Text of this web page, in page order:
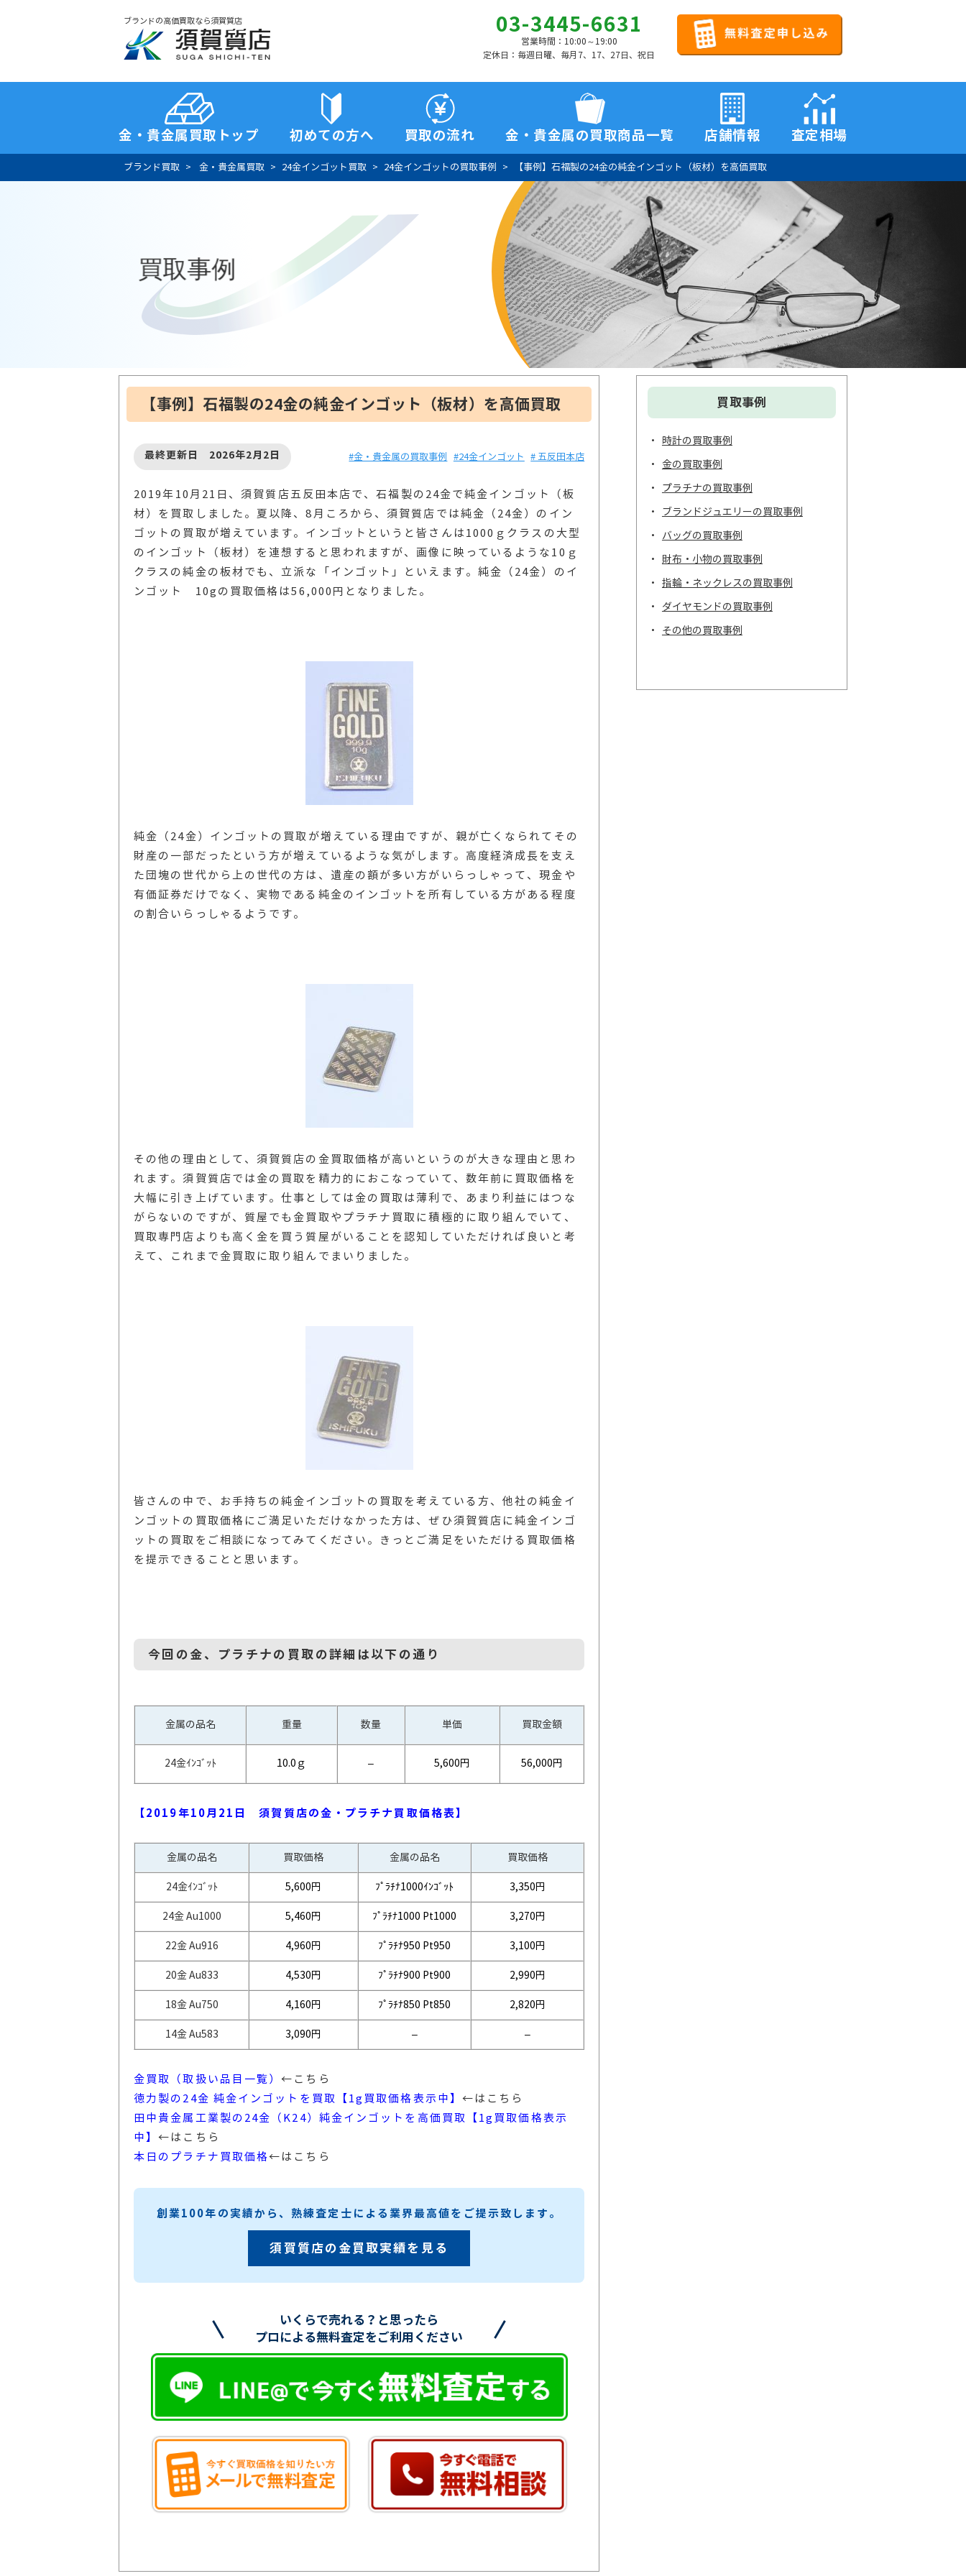
ブランドの高価買取なら須賀質店
03-3445-6631
営業時間：10:00～19:00
定休日：毎週日曜、毎月7、17、27日、祝日
金・貴金属買取トップ 初めての方へ 買取の流れ 金・貴金属の買取商品一覧 店舗情報 査定相場
ブランド買取 金・貴金属買取 24金インゴット買取 24金インゴットの買取事例 【事例】石福製の24金の純金インゴット（板材）を高価買取
買取事例
【事例】石福製の24金の純金インゴット（板材）を高価買取
最終更新日 2026年2月2日 #金・貴金属の買取事例 #24金インゴット # 五反田本店
2019年10月21日、須賀質店五反田本店で、石福製の24金で純金インゴット（板
材）を買取しました。夏以降、8月ころから、須賀質店では純金（24金）のイン
ゴットの買取が増えています。インゴットというと皆さんは1000ｇクラスの大型
のインゴット（板材）を連想すると思われますが、画像に映っているような10ｇ
クラスの純金の板材でも、立派な「インゴット」といえます。純金（24金）のイ
ンゴット 10gの買取価格は56,000円となりました。
純金（24金）インゴットの買取が増えている理由ですが、親が亡くなられてその
財産の一部だったという方が増えているような気がします。高度経済成長を支え
た団塊の世代から上の世代の方は、遺産の額が多い方がいらっしゃって、現金や
有価証券だけでなく、実物である純金のインゴットを所有している方がある程度
の割合いらっしゃるようです。
その他の理由として、須賀質店の金買取価格が高いというのが大きな理由と思わ
れます。須賀質店では金の買取を精力的におこなっていて、数年前に買取価格を
大幅に引き上げています。仕事としては金の買取は薄利で、あまり利益にはつな
がらないのですが、質屋でも金買取やプラチナ買取に積極的に取り組んでいて、
買取専門店よりも高く金を買う質屋がいることを認知していただければ良いと考
えて、これまで金買取に取り組んでまいりました。
皆さんの中で、お手持ちの純金インゴットの買取を考えている方、他社の純金イ
ンゴットの買取価格にご満足いただけなかった方は、ぜひ須賀質店に純金インゴ
ットの買取をご相談になってみてください。きっとご満足をいただける買取価格
を提示できることと思います。
今回の金、プラチナの買取の詳細は以下の通り
金属の品名 重量 数量 単価 買取金額
24金ｲﾝｺﾞｯﾄ 10.0ｇ – 5,600円 56,000円
【2019年10月21 日 須賀質店の金・プラチナ買取価格表】
金属の品名 買取価格 金属の品名 買取価格
24金ｲﾝｺﾞｯﾄ 5,600円 ﾌﾟﾗﾁﾅ1000ｲﾝｺﾞｯﾄ 3,350円
24金 Au1000 5,460円 ﾌﾟﾗﾁﾅ1000 Pt1000 3,270円
22金 Au916 4,960円 ﾌﾟﾗﾁﾅ950 Pt950 3,100円
20金 Au833 4,530円 ﾌﾟﾗﾁﾅ900 Pt900 2,990円
18金 Au750 4,160円 ﾌﾟﾗﾁﾅ850 Pt850 2,820円
14金 Au583 3,090円 – –
金買取（取扱い品目一覧）←こちら
徳力製の24金 純金インゴットを買取【1g買取価格表示中】 ←はこちら
田中貴金属工業製の24金（K24）純金インゴットを高価買取【1g買取価格表示
中】←はこちら
本日のプラチナ買取価格←はこちら
創業100年の実績から、熟練査定士による業界最高値をご提示致します。
須賀質店の金買取実績を見る
いくらで売れる？と思ったら
プロによる無料査定をご利用ください
買取事例
時計の買取事例
金の買取事例
プラチナの買取事例
ブランドジュエリーの買取事例
バッグの買取事例
財布・小物の買取事例
指輪・ネックレスの買取事例
ダイヤモンドの買取事例
その他の買取事例